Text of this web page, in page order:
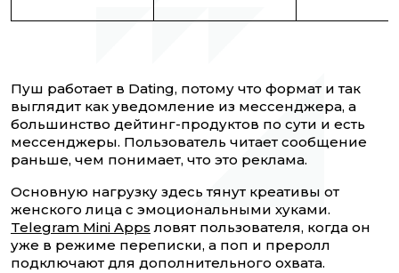
Пуш работает в Dating, потому что формат и так
выглядит как уведомление из мессенджера, а
большинство дейтинг-продуктов по сути и есть
мессенджеры. Пользователь читает сообщение
раньше, чем понимает, что это реклама.
Основную нагрузку здесь тянут креативы от
женского лица с эмоциональными хуками.
Telegram Mini Apps ловят пользователя, когда он
уже в режиме переписки, а поп и преролл
подключают для дополнительного охвата.